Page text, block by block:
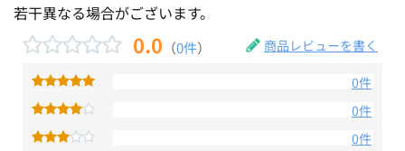
若干異なる場合がございます。
0.0 （0件） 商品レビューを書く
0件
0件
0件